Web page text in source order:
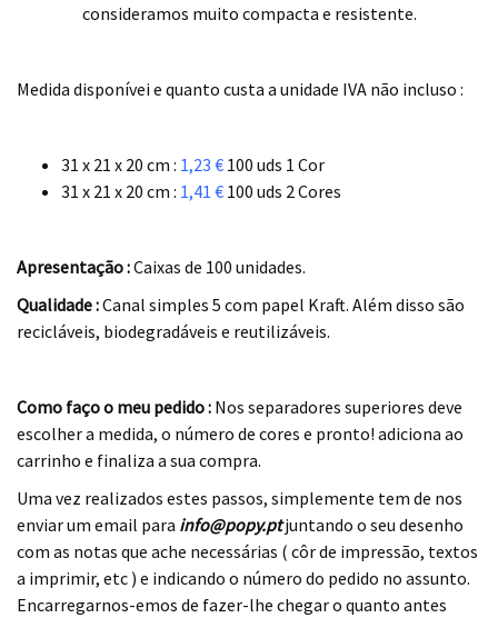
consideramos muito compacta e resistente.
Medida disponívei e quanto custa a unidade IVA não incluso :
31 x 21 x 20 cm : 1,23 € 100 uds 1 Cor
31 x 21 x 20 cm : 1,41 € 100 uds 2 Cores
Apresentação :Caixas de 100 unidades.
Qualidade :Canal simples 5 com papel Kraft. Além disso são
recicláveis, biodegradáveis e reutilizáveis.
Como faço o meu pedido : Nos separadores superiores deve
escolher a medida, o número de cores e pronto! adiciona ao
carrinho e finaliza a sua compra.
Uma vez realizados estes passos, simplemente tem de nos
enviar um email para info@popy.ptjuntando o seu desenho
com as notas que ache necessárias ( côr de impressão, textos
a imprimir, etc ) e indicando o número do pedido no assunto.
Encarregarnos-emos de fazer-lhe chegar o quanto antes